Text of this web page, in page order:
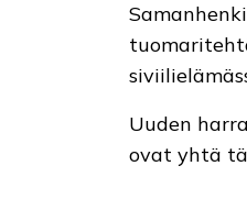
Uuden
ovat yhtä